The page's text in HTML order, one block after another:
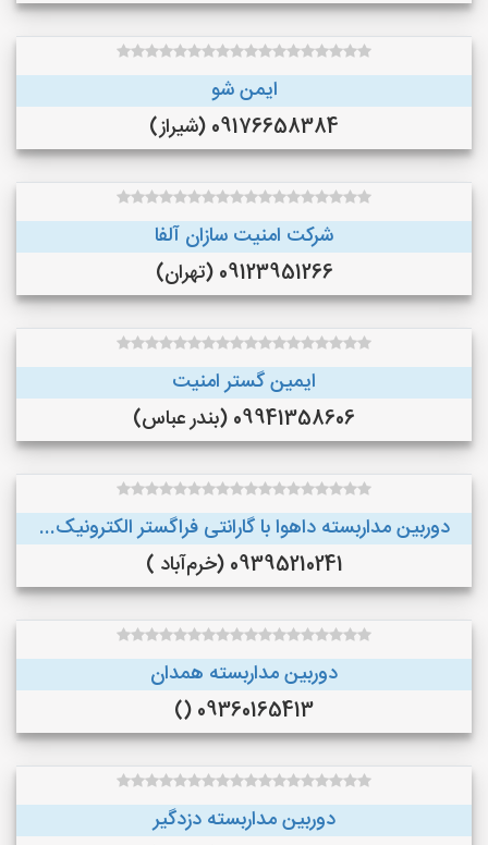
ایمن شو
09176658384 (شیراز)
شرکت امنیت سازان آلفا
09123951266 (تهران)
ایمین گستر امنیت
09941358606 (بندر عباس)
دوربین مداربسته داهوا با گارانتی فراگستر الکترونیک...
09395210241 (خرم‌آباد )
دوربین مداربسته همدان
09360165413 ()
دوربین مداربسته دزدگیر